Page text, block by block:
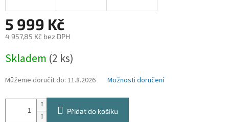
5 999 Kč
4 957,85 Kč bez DPH
cena:
Skladem (2 ks)
Můžeme doručit do: 11.8.2026 Možnosti doručení
Přidat do košíku